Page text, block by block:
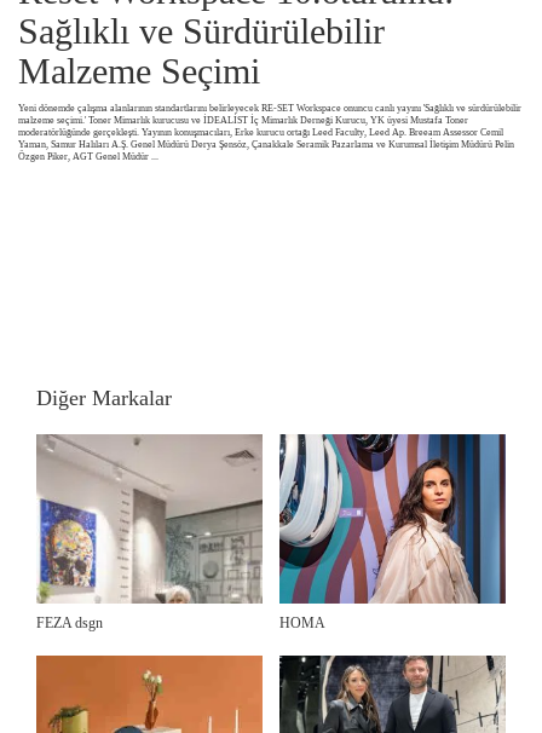
Sağlıklı ve Sürdürülebilir
Malzeme Seçimi
Yeni dönemde çalışma alanlarının standartlarını belirleyecek RE-SET Workspace onuncu canlı yayını 'Sağlıklı ve sürdürülebilir
malzeme seçimi.' Toner Mimarlık kurucusu ve İDEALİST İç Mimarlık Derneği Kurucu, YK üyesi Mustafa Toner
moderatörlüğünde gerçekleşti. Yayının konuşmacıları, Erke kurucu ortağı Leed Faculty, Leed Ap. Breeam Assessor Cemil
Yaman, Samur Halıları A.Ş. Genel Müdürü Derya Şensöz, Çanakkale Seramik Pazarlama ve Kurumsal İletişim Müdürü Pelin
Özgen Piker, AGT Genel Müdür
Diğer Markalar
FEZA dsgn HOMA